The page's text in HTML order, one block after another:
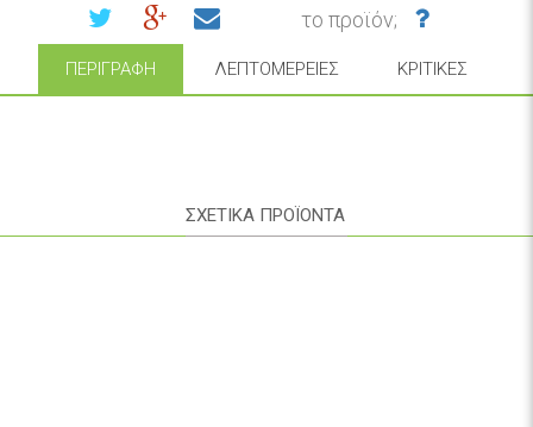
το προϊόν;
ΠΕΡΙΓΡΑΦΉ ΛΕΠΤΟΜΈΡΕΙΕΣ ΚΡΙΤΙΚΈΣ
ΣΧΕΤΙΚΑ ΠΡΟΪΟΝΤΑ